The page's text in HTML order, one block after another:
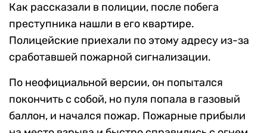
Как рассказали в полиции, после побега
преступника нашли в его квартире.
Полицейские приехали по этому адресу из-за
сработавшей пожарной сигнализации.
По неофициальной версии, он попытался
покончить с собой, но пуля попала в газовый
баллон, и начался пожар. Пожарные прибыли